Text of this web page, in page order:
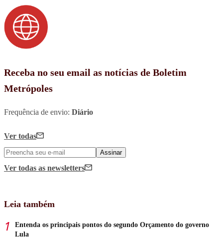
Receba no seu email as notícias de Boletim
Metrópoles
Frequência de envio: Diário
Ver todas
Assinar
Ver todas as newsletters
Leia também
Entenda os principais pontos do segundo Orçamento do governo
Lula